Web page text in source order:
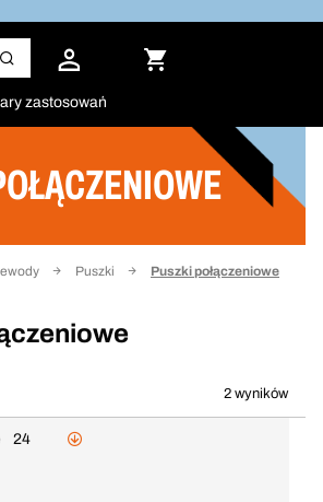
zastosowań
Puszki Puszki połączeniowe
2 wyników
24